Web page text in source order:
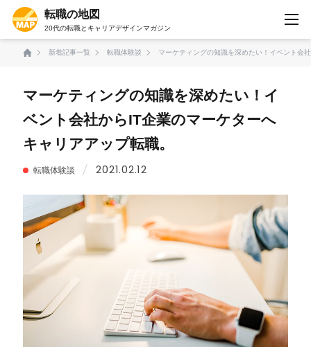
転職の地図
20代の転職とキャリアデザインマガジン
新着記事一覧 転職体験談 マーケティングの知識を深めたい！イベント会
マーケティングの知識を深めたい！イ
ベント会社からIT企業のマーケターへ
キャリアアップ転職。
転職体験談 2021.02.12